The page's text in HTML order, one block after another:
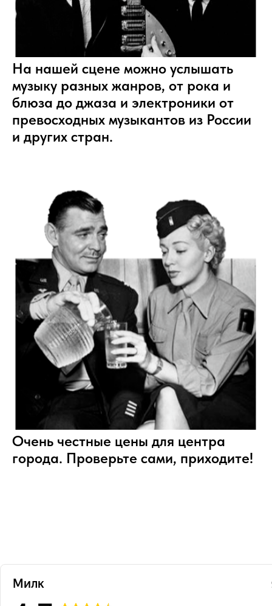
На нашей сцене можно услышать
музыку разных жанров, от рока и
блюза до джаза и электроники от
превосходных музыкантов из России
и других стран.
Очень честные цены для центра
города. Проверьте сами, приходите!